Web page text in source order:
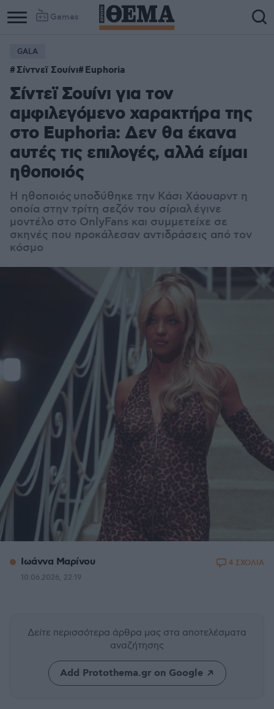
Games
GALA
Σίντνεϊ Σουίνι Euphoria
Σίντεϊ Σουίνι για τον
αμφιλεγόμενο χαρακτήρα της
στο Euphoria: Δεν θα έκανα
αυτές τις επιλογές, αλλά είμαι
ηθοποιός
Η ηθοποιός υποδύθηκε την Κάσι Χάουαρντ η
οποία στην τρίτη σεζόν του σίριαλ έγινε
μοντέλο στο OnlyFans και συμμετείχε σε
σκηνές που προκάλεσαν αντιδράσεις από τον
κόσμο
Ιωάννα Μαρίνου
10.06.2026, 22:19
4 ΣΧΟΛΙΑ
Δείτε περισσότερα άρθρα μας στα αποτελέσματα
αναζήτησης
Add Protothema.gr on Google